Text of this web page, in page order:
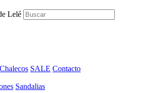
Chalecos SALE Contacto
Sandalias